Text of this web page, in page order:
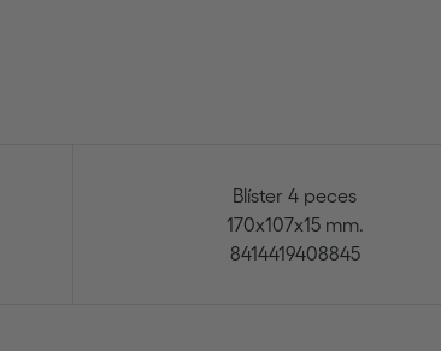
Blíster 4 peces
170x107x15 mm.
8414419408845